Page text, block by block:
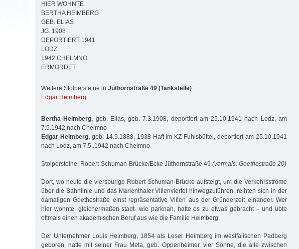
HIER WOHNTE
BERTHA HEIMBERG
GEB. ELIAS
JG. 1908
DEPORTIERT 1941
LODZ
1942 CHELMNO
ERMORDET
Weitere Stolpersteine in Jüthornstraße 49 (Tankstelle):
Edgar Heimberg
Bertha Heimberg, geb. Elias, geb. 7.3.1908, deportiert am 25.10.1941 nach Lodz, am
7.5.1942 nach Chelmno
Edgar Heimberg,geb. 14.9.1888, 1938 Haft im KZ Fuhlsbüttel, deportiert am 25.10.1941
nach Lodz, am 7.5..1942 nach Chelmno
Stolpersteine: Robert-Schuman-Brücke/Ecke Jüthornstraße 49 (vormals: Goethestraße 20)
Dort, wo heute die vierspurige Robert-Schuman-Brücke aufsteigt, um die Verkehrsströme
über die Bahnlinie und das Marienthaler Villenviertel hinwegzuführen, reihten sich in der
damaligen Goethestraße einst repräsentative Villen aus der Gründerzeit einander. Wer
hier wohnte, gleichermaßen stadt- wie parknah, hatte es zu etwas gebracht – und übte
oftmals einen akademischen Beruf aus wie die Familie Heimberg.
Der Unternehmer Louis Heimberg, 1854 als Leser Heimberg im westfälischen Padberg
geboren, hatte mit seiner Frau Meta, geb. Oppenheimer, vier Söhne, die alle zwischen